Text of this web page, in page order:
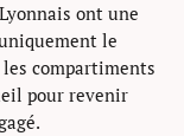
ont une
le
compartiments
pour revenir